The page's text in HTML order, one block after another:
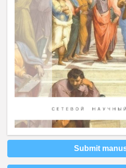
Submit